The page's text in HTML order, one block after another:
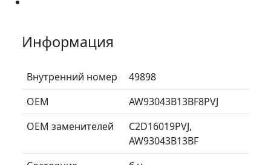
Информация
Внутренний номер
49898
ОЕМ
AW93043B13BF8PVJ
ОЕМ заменителей
C2D16019PVJ,
AW93043B13BF